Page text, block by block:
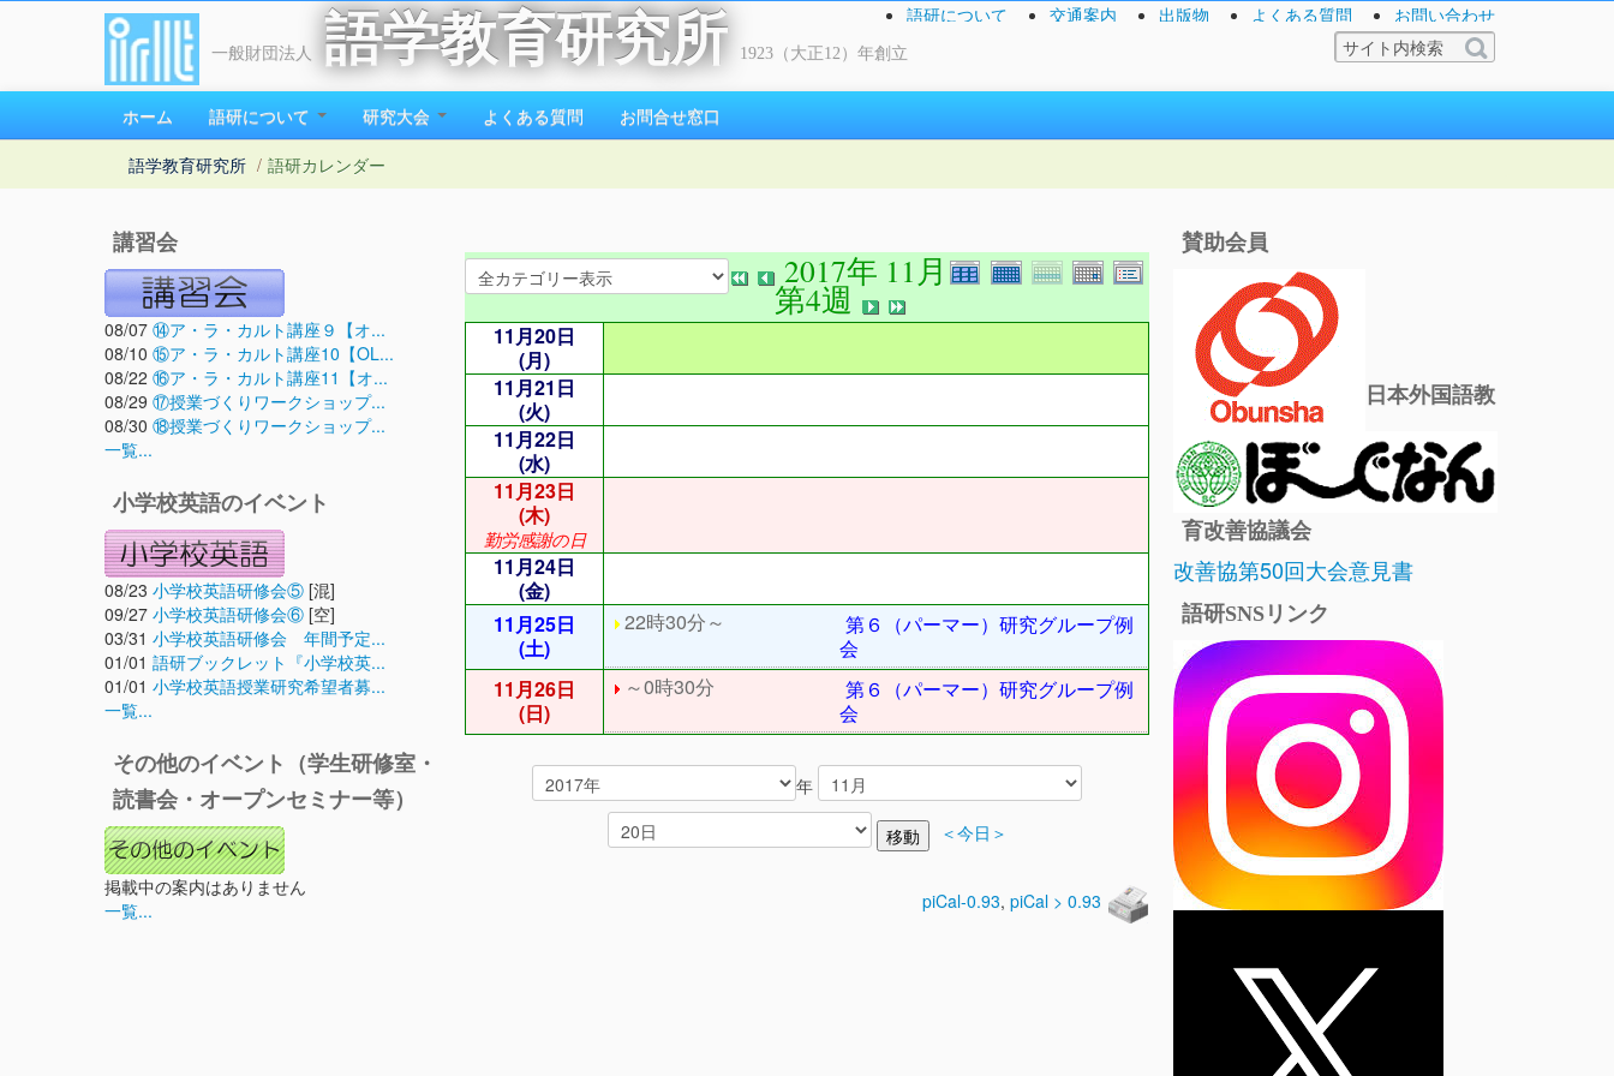
一般財団法人 語学教育研究所 1923（大正12）年創立
語研について 交通案内 出版物 よくある質問 お問い合わせ
ホーム 語研について 研究大会 よくある質問 お問合せ窓口
語学教育研究所 / 語研カレンダー
講習会
08/07 ⑭ア・ラ・カルト講座９【オ...
08/10 ⑮ア・ラ・カルト講座10【OL...
08/22 ⑯ア・ラ・カルト講座11【オ...
08/29 ⑰授業づくりワークショップ...
08/30 ⑱授業づくりワークショップ...
一覧...
小学校英語のイベント
08/23 小学校英語研修会⑤ [混]
09/27 小学校英語研修会⑥ [空]
03/31 小学校英語研修会 年間予定...
01/01 語研ブックレット『小学校英...
01/01 小学校英語授業研究希望者募...
一覧...
その他のイベント（学生研修室・
読書会・オープンセミナー等）
掲載中の案内はありません
一覧...
2017年 11月
第4週
11月20日
(月)
11月21日
(火)
11月22日
(水)
11月23日
(木)
勤労感謝の日
11月24日
(金)
11月25日
(土)
22時30分～
第６（パーマー）研究グループ例
会
11月26日
(日)
～0時30分
第６（パーマー）研究グループ例
会
年
＜今日＞
piCal-0.93, piCal > 0.93
賛助会員
日本外国語教
育改善協議会
改善協第50回大会意見書
語研SNSリンク